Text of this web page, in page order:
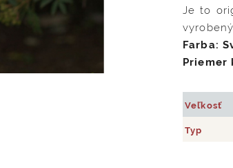
Je to
Farba:
Priemer
Veľkosť
Typ